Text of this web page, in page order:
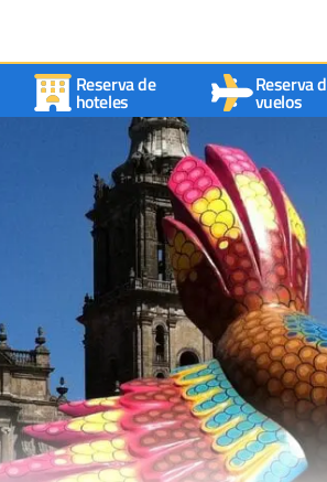
Reserva de
hoteles
Reserva
vuelos